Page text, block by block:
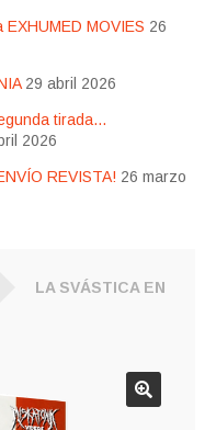
MOVIES 26
29 abril 2026
tirada…
2026
REVISTA! 26 marzo
LA SVÁSTICA EN